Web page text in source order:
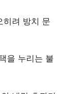
히려 방치 문
을 누리는 불